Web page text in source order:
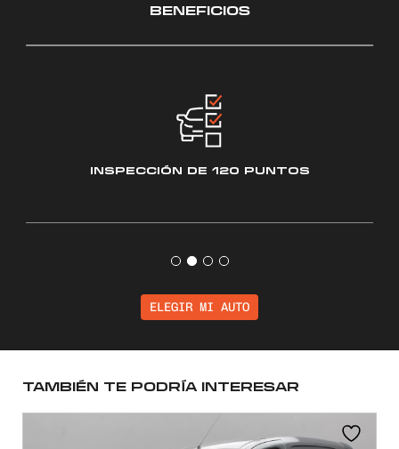
BENEFICIOS
INSPECCIÓN DE 120 PUNTOS
ELEGIR MI AUTO
TAMBIÉN TE PODRÍA INTERESAR